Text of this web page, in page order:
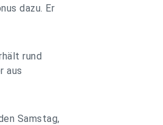
dazu. Er
rund
aus
Samstag,